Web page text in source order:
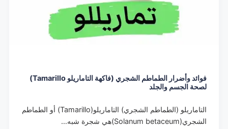
فوائد وأضرار الطماطم الشجري (فاكهة التاماريلو Tamarillo)
لصحة الجسم والجلد
التاماريلو (الطماطم الشجري) التاماريلو(Tamarillo) أو الطماطم
الشجري(Solanum betaceum)هي شجرة شبه…